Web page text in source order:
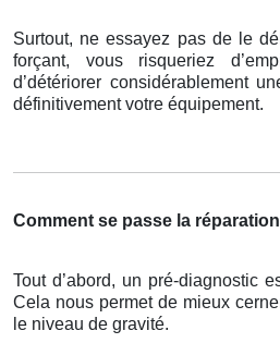
Surtout, ne essayez pas de le
forçant, vous risqueriez
d’détériorer considérablement
définitivement votre équipement.
Comment se passe la
Tout d’abord, un pré-diagnostic
Cela nous permet de mieux
le niveau de gravité.